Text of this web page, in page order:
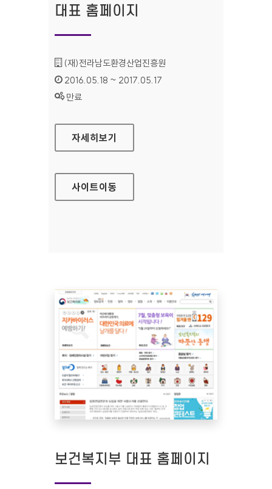
대표 홈페이지
기관명 :
(재)전라남도환경산업진흥원
인증기간 :
2016.05.18 ~ 2017.05.17
상태 :
만료
전라남도환경산업진흥원 대표 홈페이지
자세히보기
사이트이동
보건복지부 대표 홈페이지